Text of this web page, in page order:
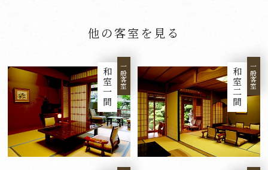
他の客室を見る
和室一間 一般客室 和室二間 一般客室